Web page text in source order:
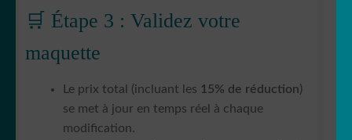
🛒 Étape 3 : Validez votre
maquette
Le prix total (incluant les 15% de réduction)
se met à jour en temps réel à chaque
modification.